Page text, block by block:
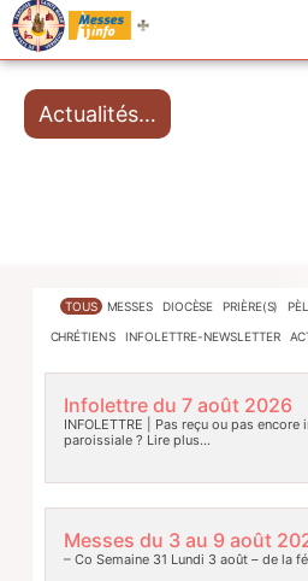
Messes
Actualités…
TOUS MESSES DIOCÈSE PRIÈRE(S)
CHRÉTIENS INFOLETTRE-NEWSLETTER
Infolettre du 7 août 2026
INFOLETTRE | Pas reçu ou pas encore
paroissiale ? Lire plus…
Messes du 3 au 9 août
– Co Semaine 31 Lundi 3 août – de la